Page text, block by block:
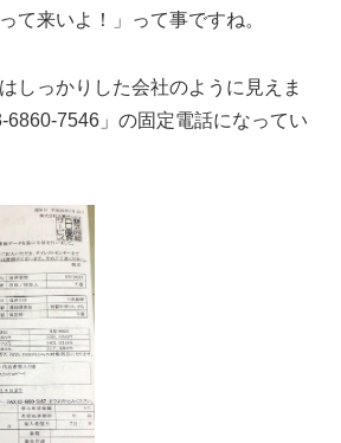
て来いよ！」って事ですね。
しっかりした会社のように見えま
6860-7546」の固定電話になってい